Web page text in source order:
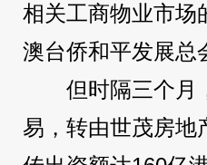
相关工商物业市场
澳台侨和平发展总
但时隔三个月
易，转由世茂房地